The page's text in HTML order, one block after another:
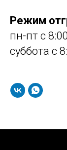
Режим
пн-пт с
суббота с